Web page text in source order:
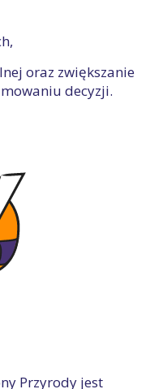
oraz zwiększanie
decyzji.
Przyrody jest